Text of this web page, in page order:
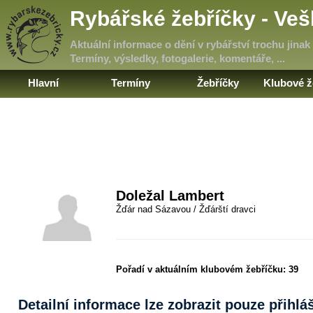
Rybářské žebříčky -
Aktuální informace o dění v rybářství trochu jinak
Termíny, výsledky, fotogalerie, komentáře, ...
Hlavní Termíny Žebříčky Klubové
Doležal Lambert
Žďár nad Sázavou / Žďárští dravci
Pořadí v aktuálním klubovém žebříčku:39
Detailní informace lze zobrazit pouze